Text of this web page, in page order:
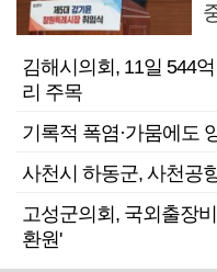
김해시의회, 11일 544
리 주목
기록적 폭염·가뭄에도
사천시 하동군, 사천공
고성군의회, 국외출장
환원'